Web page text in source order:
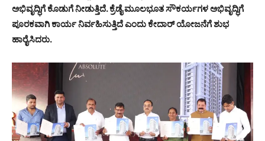
ಅಭಿವೃದ್ಧಿಗೆ ಕೊಡುಗೆ ನೀಡುತ್ತಿದೆ. ಕ್ರೆಡೈ ಮೂಲಭೂತ ಸೌಕರ್ಯಗಳ ಅಭಿವೃದ್ಧಿಗೆ
ಪೂರಕವಾಗಿ ಕಾರ್ಯ ನಿರ್ವಹಿಸುತ್ತಿದೆ ಎಂದು ಕೇದಾರ್ ಯೋಜನೆಗೆ ಶುಭ
ಹಾರೈಸಿದರು.